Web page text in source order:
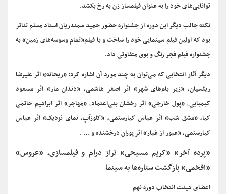
توانایی‌های خود را به عنوان فیلمساز زن به رخ بکشد.
نکته جالب دیگر این دوره از جشنواره حضور حمید سمندریان استاد مسلم تئاتر
بود که اولین فیلم سینمایی خود را ساخت و با فیلم«تمام وسوسه‌های زمین» به
جشنواره فیلم فجر رنگ و بوی متفاوتی داد.
دیگر آثار انتخابی که می‌توان به چند مورد آن اشاره کرد: «ریحانه» اثر علیرضا
ریئسیان، «زیر بام‌های شهر» اثر اصغر هاشمی، «دندان مار» اثر مسعود
کیمیایی، «پول خارجی» اثر رخشان بنی‌اعتماد، «مهاجر» اثر ابراهیم حاتمی
کیا، «مشق شب» اثر عباس کیارستمی، «کلوزآپ، نمای نزدیک» اثر عباس
کیارستمی، «عبور از غبار» اثر پوران درخشنده و … .
«پرده آخر» «کریم مسیحی» تراز درام و فیلمسازی، «عروس»
«افخمی» بازگشت ستاره‌ها به سینما
اعضای هیئت انتخاب دوره نهم